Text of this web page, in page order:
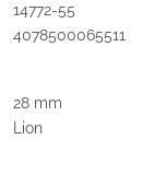
14772-55
4078500065511
28 mm
Lion